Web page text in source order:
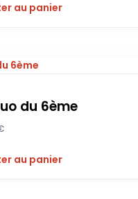
au panier
du 6ème
au panier